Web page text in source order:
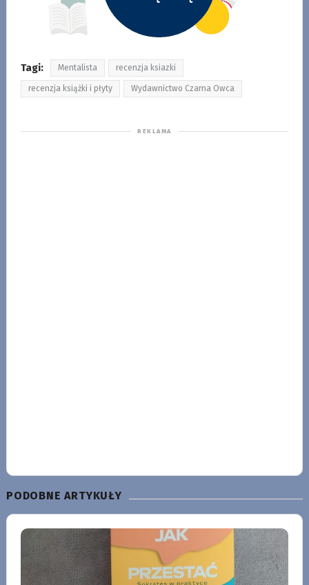
Tagi: Mentalista recenzja ksiazki
recenzja książki i płyty Wydawnictwo Czarna Owca
PODOBNE ARTYKUŁY